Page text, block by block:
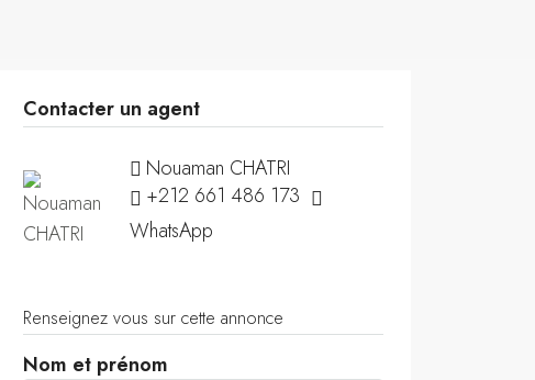
Contacter un agent
Nouaman CHATRI
+212 661 486 173
WhatsApp
Renseignez vous sur cette annonce
Nom et prénom